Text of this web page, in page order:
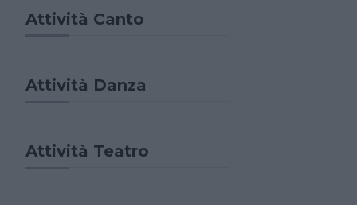
Attività Canto
Attività Danza
Attività Teatro